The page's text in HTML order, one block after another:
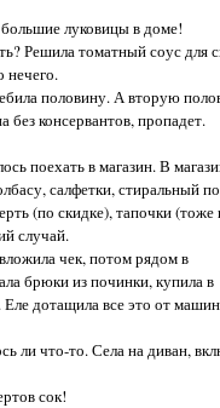
большие луковицы в доме!
Решила томатный соус для
нечего.
половину. А вторую
без консервантов, пропадет.
поехать в магазин. В
салфетки, стиральный
(по скидке), тапочки (тоже
случай.
чек, потом рядом в
брюки из починки, купила в
Еле дотащила все это от
ли что-то. Села на диван,
сок!